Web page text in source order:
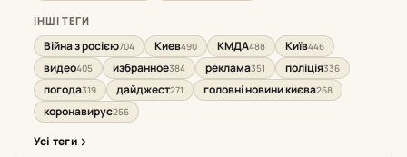
ІНШІ ТЕГИ
Війна з росією704 Киев490 КМДА488 Київ446
видео405 избранное384 реклама351 поліція336
погода319 дайджест271 головні новини києва268
коронавирус256
Усі теги